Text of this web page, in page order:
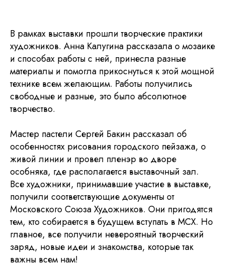
В рамках выставки прошли творческие практики
художников. Анна Калугина рассказала о мозаике
и способах работы с ней, принесла разные
материалы и помогла прикоснуться к этой мощной
технике всем желающим. Работы получились
свободные и разные, это было абсолютное
творчество.
Мастер пастели Сергей Бакин рассказал об
особенностях рисования городского пейзажа, о
живой линии и провел пленэр во дворе
особняка, где располагается выставочный зал.
Все художники, принимавшие участие в выставке,
получили соответствующие документы от
Московского Союза Художников. Они пригодятся
тем, кто собирается в будущем вступать в МСХ. Но
главное, все получили невероятный творческий
заряд, новые идеи и знакомства, которые так
важны всем нам!